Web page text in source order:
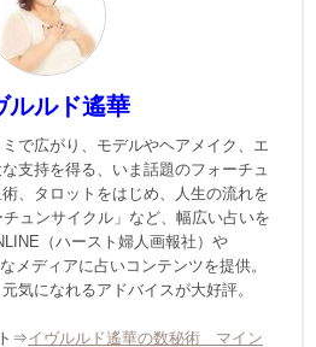
ルルド遙華
で広がり、モデルやヘアメイク、エ
支持を得る、いま話題のフォーチュ
、タロットをはじめ、人生の流れを
ュンサイクル」など、幅広い占いを
（ハースト婦人画報社）や
メディアに占いコンテンツを提供。
気になれるアドバイスが大好評。
⇒イヴルルド遙華の数秘術 マイン